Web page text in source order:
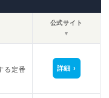
公式サイト
▼
る定番
詳細